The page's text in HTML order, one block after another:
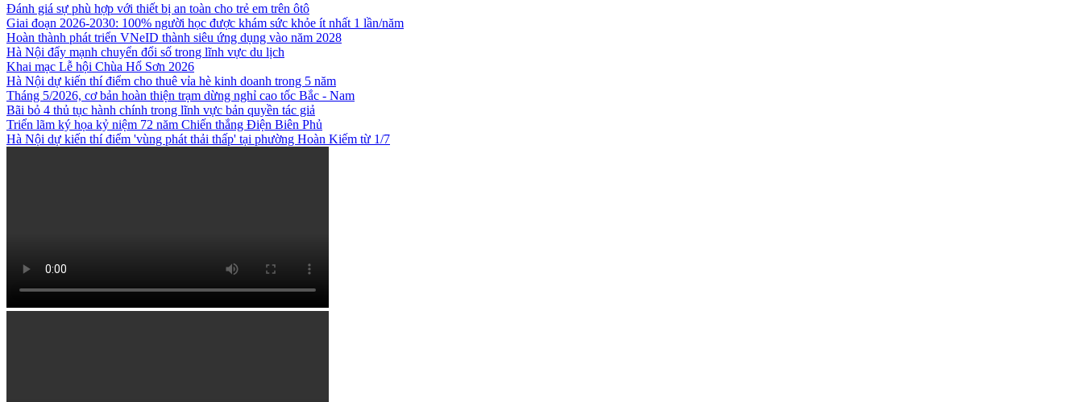
Đánh giá sự phù hợp với thiết bị an toàn cho trẻ em trên ôtô
Giai đoạn 2026-2030: 100% người học được khám sức khỏe ít nhất 1 lần/năm
Hoàn thành phát triển VNeID thành siêu ứng dụng vào năm 2028
Hà Nội đẩy mạnh chuyển đổi số trong lĩnh vực du lịch
Khai mạc Lễ hội Chùa Hổ Sơn 2026
Hà Nội dự kiến thí điểm cho thuê vỉa hè kinh doanh trong 5 năm
Tháng 5/2026, cơ bản hoàn thiện trạm dừng nghỉ cao tốc Bắc - Nam
Bãi bỏ 4 thủ tục hành chính trong lĩnh vực bản quyền tác giả
Triển lãm ký họa kỷ niệm 72 năm Chiến thắng Điện Biên Phủ
Hà Nội dự kiến thí điểm 'vùng phát thải thấp' tại phường Hoàn Kiếm từ 1/7